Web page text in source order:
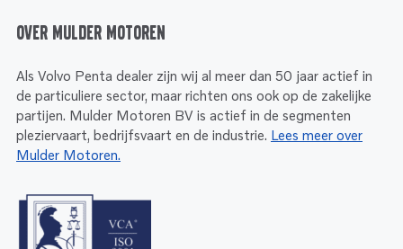
Over Mulder Motoren
Als Volvo Penta dealer zijn wij al meer dan 50 jaar actief in
de particuliere sector, maar richten ons ook op de zakelijke
partijen. Mulder Motoren BV is actief in de segmenten
pleziervaart, bedrijfsvaart en de industrie. Lees meer over
Mulder Motoren.